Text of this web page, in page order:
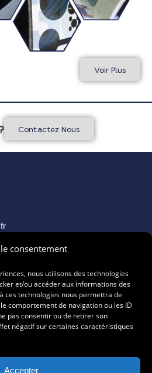
consentement
nous utilisons des technologies
et/ou accéder aux informations des
ces technologies nous permettra de
comportement de navigation ou les ID
pas consentir ou de retirer son
négatif sur certaines caractéristiques
Accepter
Voir Plus
Contactez Nous
80
17h